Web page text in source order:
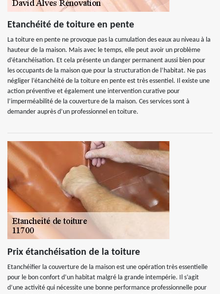
Etanchéité de toiture en pente
La toiture en pente ne provoque pas la cumulation des eaux au niveau à la
hauteur de la maison. Mais avec le temps, elle peut avoir un problème
d’étanchéisation. Et cela présente un danger permanent aussi bien pour
les occupants de la maison que pour la structuration de l’habitat. Ne pas
négliger l’étanchéité de la toiture en pente est très essentiel. Il existe une
action préventive et également une intervention curative pour
l’imperméabilité de la couverture de la maison. Ces services sont à
demander auprès d’un professionnel en toiture.
Prix étanchéisation de la toiture
Etanchéifier la couverture de la maison est une opération très essentielle
pour le bon confort d’un habitat malgré la grande intempérie. Il s’agit
d’une activité qui nécessite une bonne performance professionnelle pour